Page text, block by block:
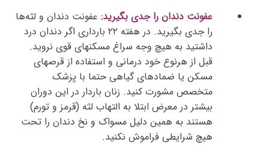
عفونت دندان را جدی بگیرید: عفونت دندان و لثه‌ها
را جدی بگیرید. در هفته ۲۲ بارداری اگر دندان درد
داشتید به هیچ وجه سراغ مسکنهای قوی نروید.
قبل از هرنوع خود درمانی و استفاده از قرصهای
مسکن یا ضمادهای گیاهی حتما با پزشک
متخصص مشورت کنید. زنان باردار در این دوران
بیشتر در معرض ابتلا به التهاب لثه (قرمز و تورم)
هستند به همین دلیل مسواک و نخ دندان را تحت
هیچ شرایطی فراموش نکنید.